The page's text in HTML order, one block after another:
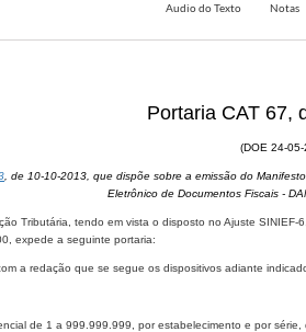
Audio do Texto Notas
Portaria CAT 67,
(DOE 24-
, de 10-10-2013, que dispõe sobre a emissão do
Eletrônico de Documentos Fiscais -
Tributária, tendo em vista o disposto no Ajuste
expede a seguinte portaria:
a redação que se segue os dispositivos adiante
de 1 a 999.999.999, por estabelecimento e por